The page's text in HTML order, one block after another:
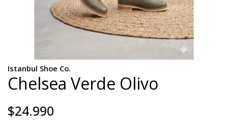
Istanbul Shoe Co.
Chelsea Verde Olivo
$24.990